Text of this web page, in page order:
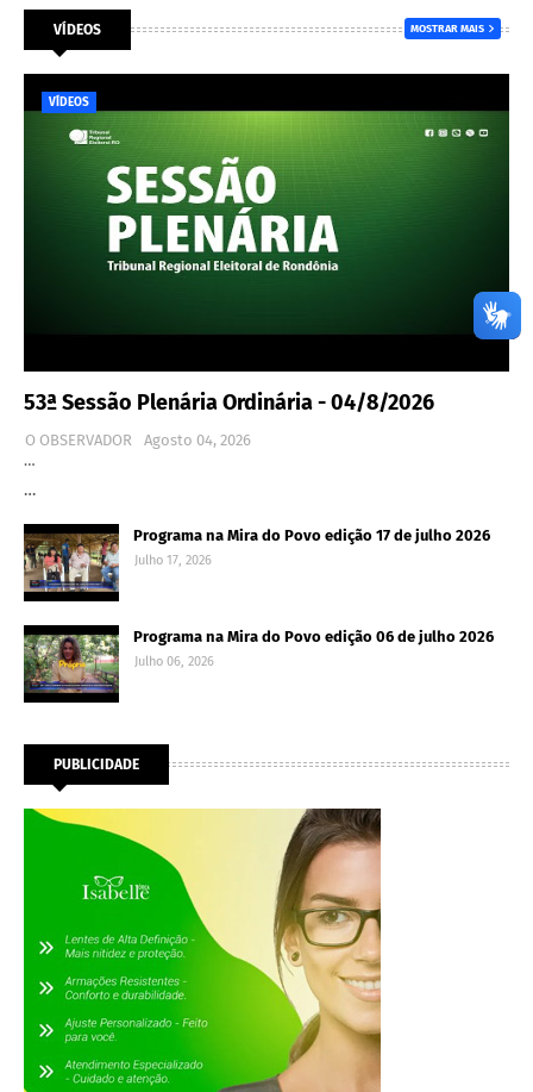
VÍDEOS MOSTRAR MAIS
VÍDEOS
53ª Sessão Plenária Ordinária - 04/8/2026
O OBSERVADOR
Agosto 04, 2026
…
…
Programa na Mira do Povo edição 17 de julho 2026
Julho 17, 2026
Programa na Mira do Povo edição 06 de julho 2026
Julho 06, 2026
PUBLICIDADE